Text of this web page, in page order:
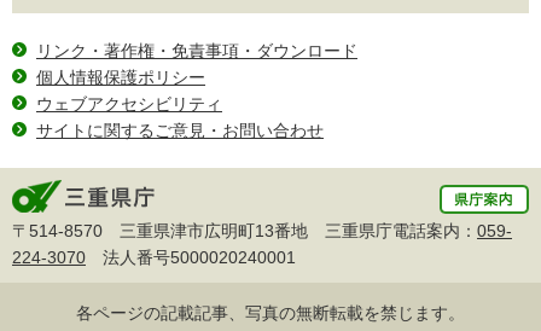
リンク・著作権・免責事項・ダウンロード
個人情報保護ポリシー
ウェブアクセシビリティ
サイトに関するご意見・お問い合わせ
〒514-8570 三重県津市広明町13番地 三重県庁電話案内： 059-
224-3070 法人番号5000020240001
各ページの記載記事、写真の無断転載を禁じます。